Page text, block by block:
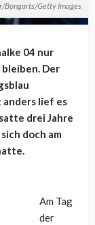
Bongarts/Getty Images
04 nur
Der
anders lief es
drei Jahre
doch am
Am Tag
der